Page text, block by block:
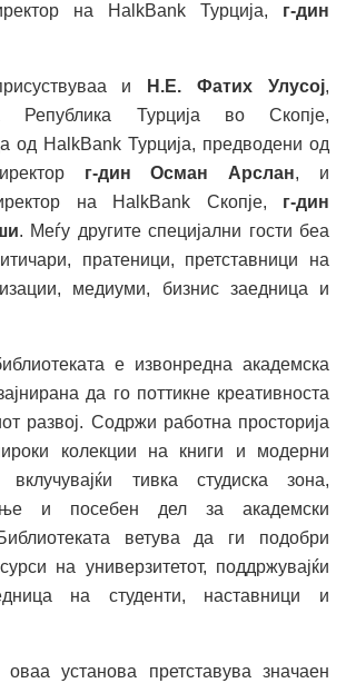
на HalkBank Турција, г-дин
и Н.Е. Фатих Улусој,
Република Турција во Скопје,
од HalkBank Турција, предводени од
г-дин Осман Арслан, и
на HalkBank Скопје, г-дин
. Меѓу другите специјални гости беа
пратеници, претставници на
медиуми, бизнис заедница и
е извонредна академска
да го поттикне креативноста
развој. Содржи работна просторија
колекции на книги и модерни
вклучувајќи тивка студиска зона,
и посебен дел за академски
ветува да ги подобри
на универзитетот, поддржувајќи
на студенти, наставници и
установа претставува значаен